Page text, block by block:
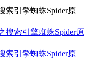
索引擎蜘蛛Spider原
索引擎蜘蛛Spider原